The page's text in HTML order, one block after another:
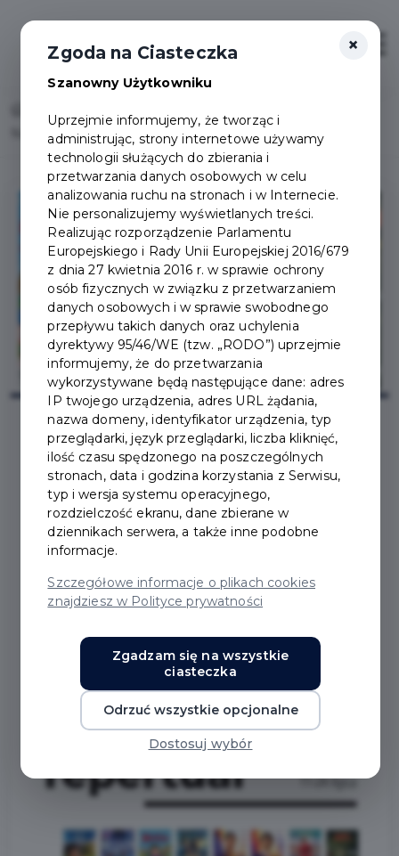
Nowy repertuar Kina na Bursztynowym Szlaku
2025-07-16
NOWY REPERTUAR KINA
NA BURSZTYNOWYM
SZLAKU
Jest już nowy repertuar pruszczańskiego kina.
Sprawdź, jakie filmy obejrzysz do 24 lipca br. w Kinie
na Bursztynowym Szlaku.
×
Zgoda na Ciasteczka
Szanowny Użytkowniku
Uprzejmie informujemy, że tworząc i
administrując, strony internetowe używamy
technologii służących do zbierania i
przetwarzania danych osobowych w celu
analizowania ruchu na stronach i w Internecie.
Nie personalizujemy wyświetlanych treści.
Realizując rozporządzenie Parlamentu
Europejskiego i Rady Unii Europejskiej 2016/679
z dnia 27 kwietnia 2016 r. w sprawie ochrony
osób fizycznych w związku z przetwarzaniem
danych osobowych i w sprawie swobodnego
przepływu takich danych oraz uchylenia
dyrektywy 95/46/WE (tzw. „RODO”) uprzejmie
informujemy, że do przetwarzania
wykorzystywane będą następujące dane: adres
IP twojego urządzenia, adres URL żądania,
nazwa domeny, identyfikator urządzenia, typ
przeglądarki, język przeglądarki, liczba kliknięć,
ilość czasu spędzonego na poszczególnych
stronach, data i godzina korzystania z Serwisu,
typ i wersja systemu operacyjnego,
rozdzielczość ekranu, dane zbierane w
dziennikach serwera, a także inne podobne
informacje.
Szczegółowe informacje o plikach cookies
znajdziesz w Polityce prywatności
Zgadzam się na wszystkie
ciasteczka
Odrzuć wszystkie opcjonalne
Dostosuj wybór